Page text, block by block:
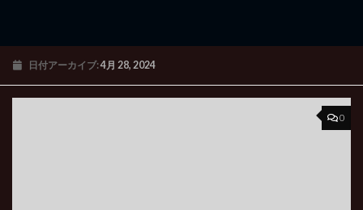
日付アーカイブ:4月 28, 2024
0